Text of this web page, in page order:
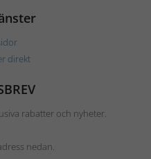
direkt
rabatter och nyheter.
nedan.